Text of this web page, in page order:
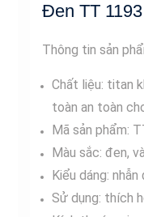
Đen TT 1193
Thông tin sản
Chất liệu: titan
toàn an toàn
Mã sản phẩm:
Màu sắc: đen,
Kiểu dáng: nhẫn
Sử dụng: thích